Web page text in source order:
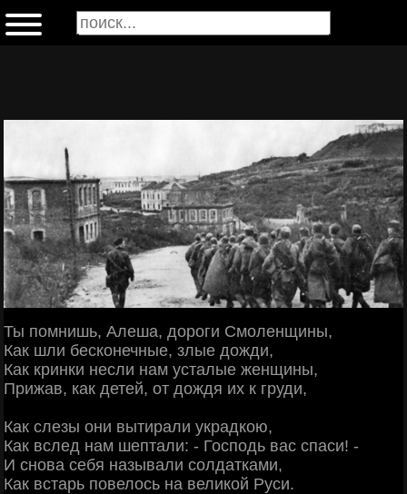
Ты помнишь, Алеша, дороги Смоленщины,
Как шли бесконечные, злые дожди,
Как кринки несли нам усталые женщины,
Прижав, как детей, от дождя их к груди,
Как слезы они вытирали украдкою,
Как вслед нам шептали: - Господь вас спаси! -
И снова себя называли солдатками,
Как встарь повелось на великой Руси.